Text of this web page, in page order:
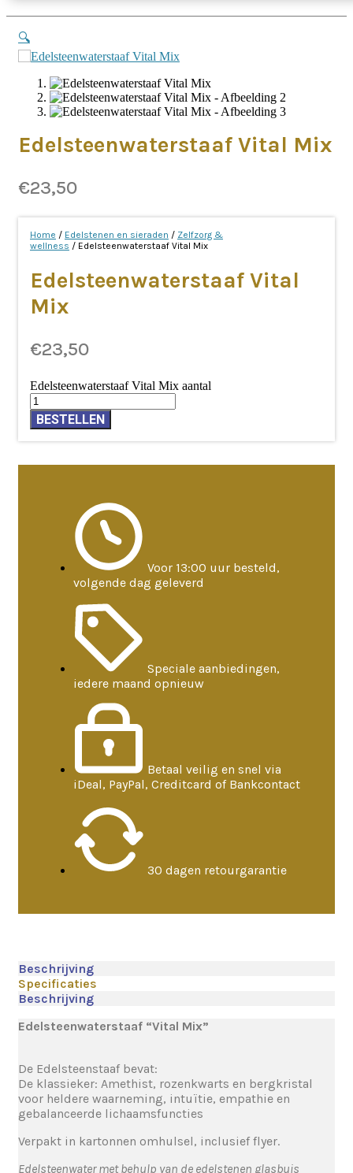
🔍
Edelsteenwaterstaaf Vital Mix
€23,50
Home / Edelstenen en sieraden / Zelfzorg &
wellness / Edelsteenwaterstaaf Vital Mix
Edelsteenwaterstaaf Vital
Mix
€23,50
Edelsteenwaterstaaf Vital Mix aantal
BESTELLEN
Voor 13:00 uur besteld,
volgende dag geleverd
Speciale aanbiedingen,
iedere maand opnieuw
Betaal veilig en snel via
iDeal, PayPal, Creditcard of Bankcontact
30 dagen retourgarantie
Beschrijving
Specificaties
Beschrijving
Edelsteenwaterstaaf “Vital Mix”
De Edelsteenstaaf bevat:
De klassieker: Amethist, rozenkwarts en bergkristal
voor heldere waarneming, intuïtie, empathie en
gebalanceerde lichaamsfuncties
Verpakt in kartonnen omhulsel, inclusief flyer.
Edelsteenwater met behulp van de edelstenen glasbuis